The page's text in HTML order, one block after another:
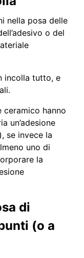
nella posa delle
o del
incolla tutto, e
ceramico hanno
un’adesione
se invece la
uno di
la
di
(o a